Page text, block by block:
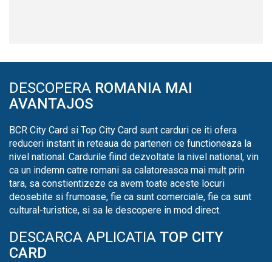
DESCOPERA ROMANIA MAI
AVANTAJOS
BCR City Card si Top City Card sunt carduri ce iti ofera
reduceri instant in reteaua de parteneri ce functioneaza la
nivel national. Cardurile fiind dezvoltate la nivel national, vin
ca un indemn catre romani sa calatoreasca mai mult prin
tara, sa constientizeze ca avem toate aceste locuri
deosebite si frumoase, fie ca sunt comerciale, fie ca sunt
cultural-turistice, si sa le descopere in mod direct.
DESCARCA APLICATIA TOP CITY
CARD